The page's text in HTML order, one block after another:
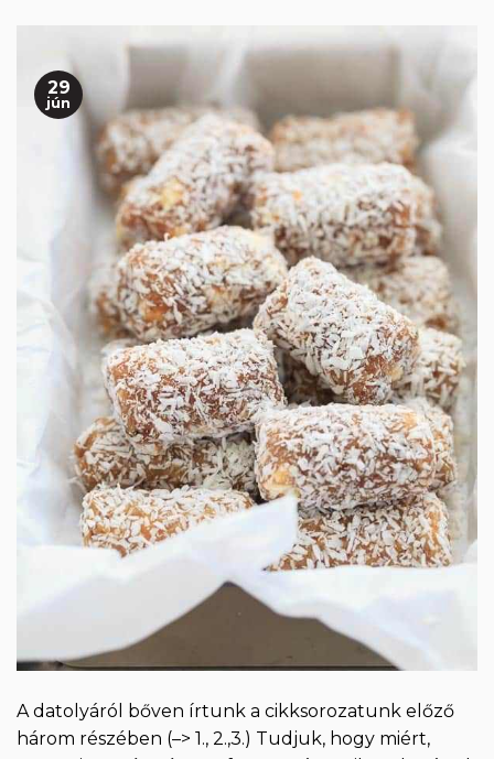
29
jún
A datolyáról bőven írtunk a cikksorozatunk előző
három részében (–> 1., 2.,3.) Tudjuk, hogy miért,